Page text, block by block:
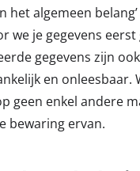
het algemeen
we je gegevens
gegevens zijn
en onleesbaar.
geen enkel andere
bewaring ervan.